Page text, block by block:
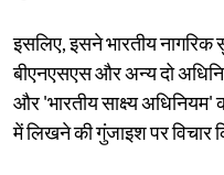
इसलिए, इसने भारतीय नागरिक
बीएनएसएस और अन्य दो
और 'भारतीय साक्ष्य
में लिखने की गुंजाइश पर विचार